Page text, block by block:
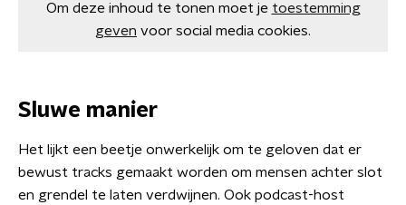
Om deze inhoud te tonen moet je toestemming
geven voor social media cookies.
Sluwe manier
Het lijkt een beetje onwerkelijk om te geloven dat er
bewust tracks gemaakt worden om mensen achter slot
en grendel te laten verdwijnen. Ook podcast-host